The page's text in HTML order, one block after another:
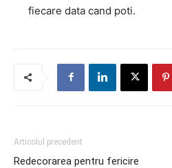
fiecare data cand poti.
Articolul precedent
Redecorarea pentru fericire